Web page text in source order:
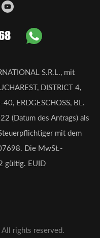
S.R.L., mit
DISTRICT 4,
ERDGESCHOSS, BL.
(Datum des Antrags) als
mit dem
Die MwSt.-
gültig. EUID
rights reserved.